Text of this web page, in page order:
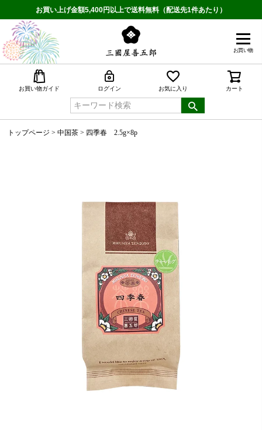
お買い上げ金額5,400円以上で送料無料（配送先1件あたり）
お買い物
お買い物ガイド ログイン お気に入り カート
トップページ 中国茶 四季春 2.5g×8p